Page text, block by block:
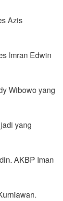
Azis
Imran Edwin
Wibowo yang
yang
AKBP Iman